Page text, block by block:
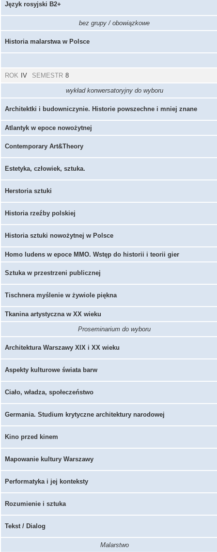
Język rosyjski B2+
bez grupy / obowiązkowe
Historia malarstwa w Polsce
ROK IV SEMESTR 8
wykład konwersatoryjny do wyboru
Architektki i budowniczynie. Historie powszechne i mniej znane
Atlantyk w epoce nowożytnej
Contemporary Art&Theory
Estetyka, człowiek, sztuka.
Herstoria sztuki
Historia rzeźby polskiej
Historia sztuki nowożytnej w Polsce
Homo ludens w epoce MMO. Wstęp do historii i teorii gier
Sztuka w przestrzeni publicznej
Tischnera myślenie w żywiole piękna
Tkanina artystyczna w XX wieku
Proseminarium do wyboru
Architektura Warszawy XIX i XX wieku
Aspekty kulturowe świata barw
Ciało, władza, społeczeństwo
Germania. Studium krytyczne architektury narodowej
Kino przed kinem
Mapowanie kultury Warszawy
Performatyka i jej konteksty
Rozumienie i sztuka
Tekst / Dialog
Malarstwo